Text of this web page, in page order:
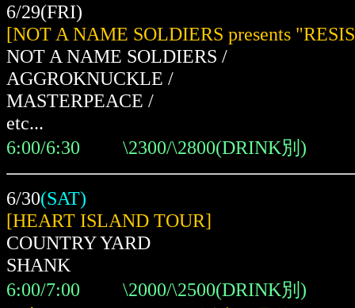
6/29(FRI)
[NOT A NAME SOLDIERS presents
NOT A NAME SOLDIERS /
AGGROKNUCKLE /
MASTERPEACE /
etc...
6:00/6:30 \2300/\2800(DRINK別)
6/30(SAT)
[HEART ISLAND TOUR]
COUNTRY YARD
SHANK
6:00/7:00 \2000/\2500(DRINK別)